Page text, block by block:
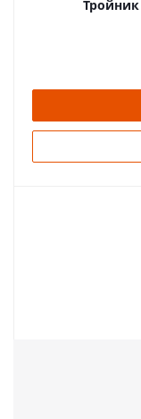
Тройник